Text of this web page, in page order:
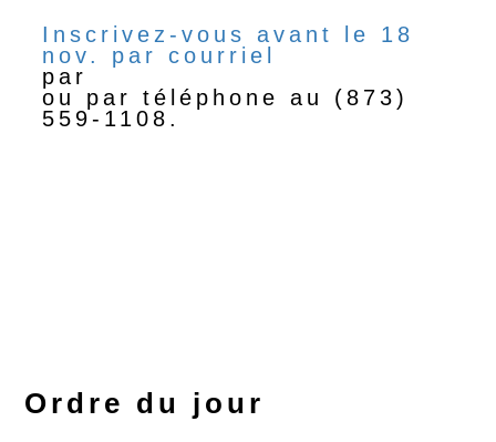
Inscrivez-vous avant le 18
nov. par courriel
par
texto au +1541SOSTSAF
ou par téléphone au (873)
559-1108.
Ordre du jour